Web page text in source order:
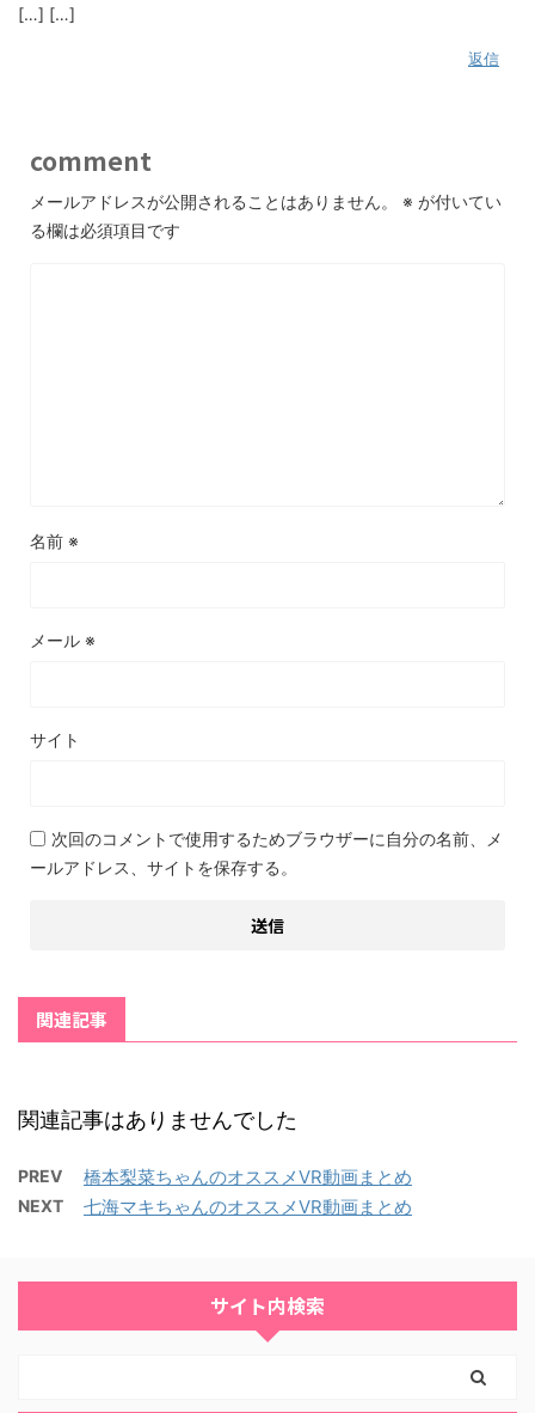
[…] […]
返信
comment
メールアドレスが公開されることはありません。 ※ が付いてい
る欄は必須項目です
名前 ※
メール ※
サイト
次回のコメントで使用するためブラウザーに自分の名前、メ
ールアドレス、サイトを保存する。
関連記事
関連記事はありませんでした
PREV 橋本梨菜ちゃんのオススメVR動画まとめ
NEXT 七海マキちゃんのオススメVR動画まとめ
サイト内検索